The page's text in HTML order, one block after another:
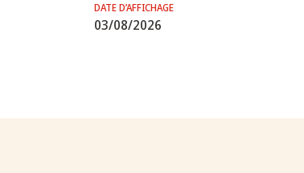
DATE D’AFFICHAGE
03/08/2026